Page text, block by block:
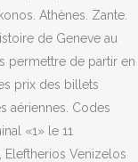
Athènes. Zante.
de Geneve au
permettre de partir en
prix des billets
aériennes. Codes
«1» le 11
Eleftherios Venizelos